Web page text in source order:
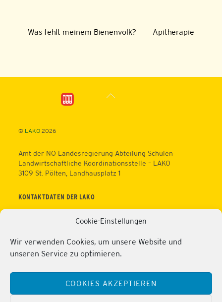
Cookie-Einstellungen
Wir verwenden Cookies, um unsere Website und
unseren Service zu optimieren.
COOKIES AKZEPTIEREN
Was fehlt meinem Bienenvolk? Apitherapie
Back
© LAKO2026
Amt der NÖ Landesregierung Abteilung Schulen
Landwirtschaftliche Koordinationsstelle – LAKO
3109 St. Pölten, Landhausplatz 1
KONTAKTDATEN DER LAKO
Fax: +43 (0)2742/9005 – 13595
E-Mail:office@lako.at
Datenschutz
KONTAKTDATEN DER PERSONALVERTRETUNG